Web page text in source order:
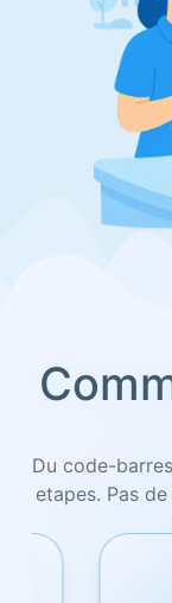
Du code-
etapes. Pas